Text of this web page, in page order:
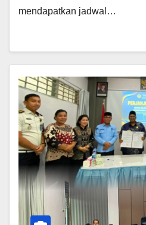
mendapatkan jadwal…